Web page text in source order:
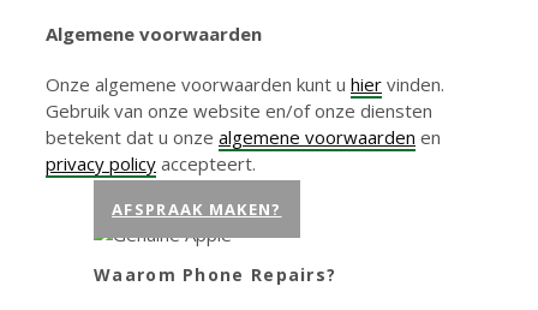
Algemene voorwaarden
Onze algemene voorwaarden kunt u hier vinden.
Gebruik van onze website en/of onze diensten
betekent dat u onze algemene voorwaarden en
privacy policy accepteert.
AFSPRAAK MAKEN?
Waarom Phone Repairs?